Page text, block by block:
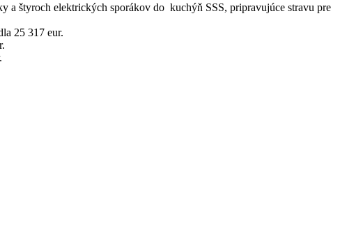
a štyroch elektrických sporákov do kuchýň SSS, pripravujúce stravu pre
25 317 eur.